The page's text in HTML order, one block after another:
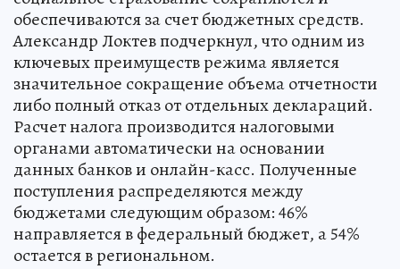
обеспечиваются за счет бюджетных средств.
Александр Локтев подчеркнул, что одним из
ключевых преимуществ режима является
значительное сокращение объема отчетности
либо полный отказ от отдельных деклараций.
Расчет налога производится налоговыми
органами автоматически на основании
данных банков и онлайн-касс. Полученные
поступления распределяются между
бюджетами следующим образом: 46%
направляется в федеральный бюджет, а 54%
остается в региональном.